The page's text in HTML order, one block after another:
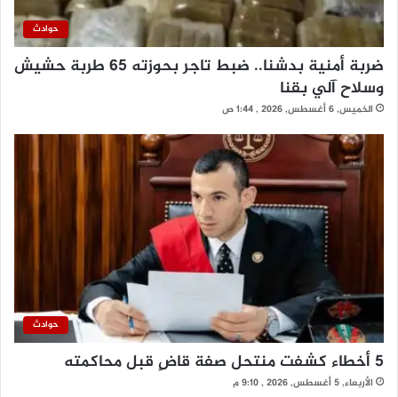
حوادث
ضربة أمنية بدشنا.. ضبط تاجر بحوزته 65 طربة حشيش
وسلاح آلي بقنا
الخميس, 6 أغسطس, 2026 , 1:44 ص
حوادث
5 أخطاء كشفت منتحل صفة قاضٍ قبل محاكمته
الأربعاء, 5 أغسطس, 2026 , 9:10 م